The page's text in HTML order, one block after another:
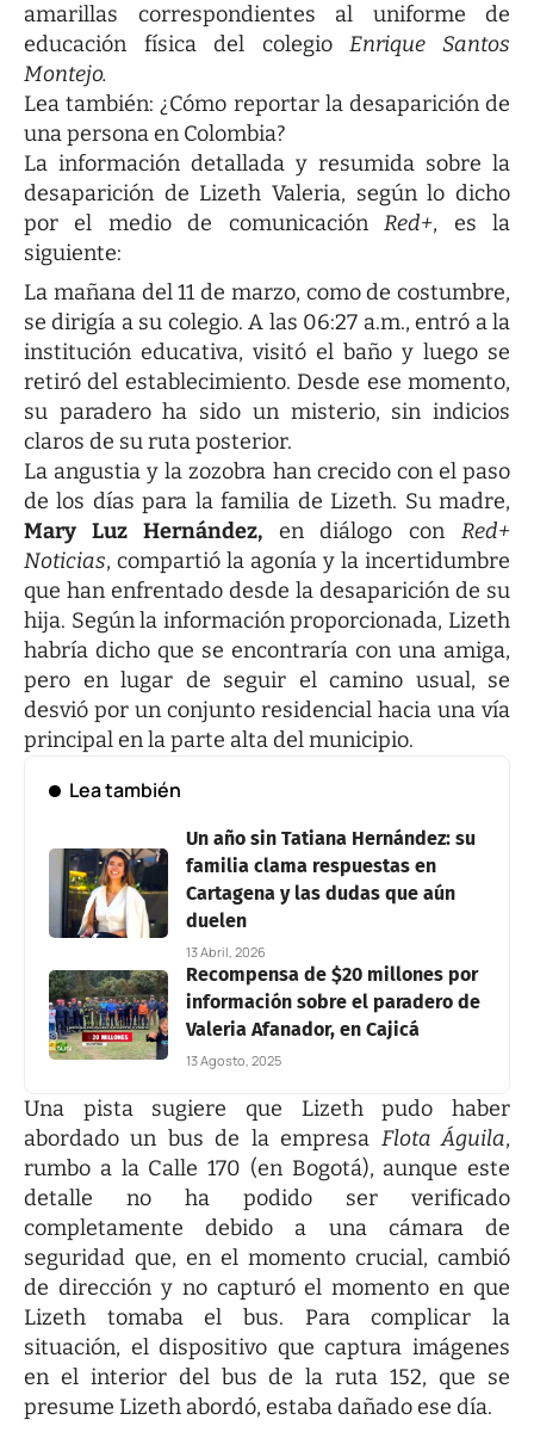
amarillas correspondientes al uniforme de
educación física del colegioEnrique Santos
Montejo.
Lea también: ¿Cómo reportar la desaparición de
una persona en Colombia?
La información detallada y resumida sobre la
desaparición de Lizeth Valeria, según lo dicho
por el medio de comunicaciónRed+, es la
siguiente:
La mañana del 11 de marzo, como de costumbre,
se dirigía a su colegio. A las 06:27 a.m., entró a la
institución educativa, visitó el baño y luego se
retiró del establecimiento. Desde ese momento,
su paradero ha sido un misterio, sin indicios
claros de su ruta posterior.
La angustia y la zozobra han crecido con el paso
de los días para la familia de Lizeth. Su madre,
Mary Luz Hernández,en diálogo conRed+
Noticias, compartió la agonía y la incertidumbre
que han enfrentado desde la desaparición de su
hija. Según la información proporcionada, Lizeth
habría dicho que se encontraría con una amiga,
pero en lugar de seguir el camino usual, se
desvió por un conjunto residencial hacia una vía
principal en la parte alta del municipio.
Lea también
Un año sin Tatiana Hernández: su
familia clama respuestas en
Cartagena y las dudas que aún
duelen
13 Abril, 2026
Recompensa de $20 millones por
información sobre el paradero de
Valeria Afanador, en Cajicá
13 Agosto, 2025
Una pista sugiere que Lizeth pudo haber
abordado un bus de la empresa Flota Águila,
rumbo a la Calle 170 (en Bogotá), aunque este
detalle no ha podido ser verificado
completamente debido a una cámara de
seguridad que, en el momento crucial, cambió
de dirección y no capturó el momento en que
Lizeth tomaba el bus. Para complicar la
situación, el dispositivo que captura imágenes
en el interior del bus de la ruta 152, que se
presume Lizeth abordó, estaba dañado ese día.